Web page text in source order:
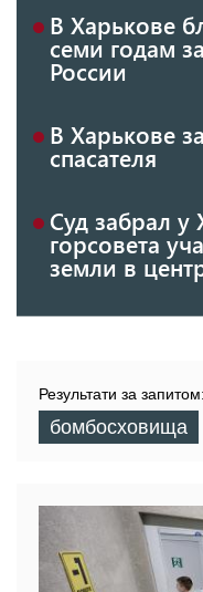
В Харькове
семи годам
России
В Харькове
спасателя
Суд забрал у
горсовета
земли в
Результати за запитом:
бомбосховища